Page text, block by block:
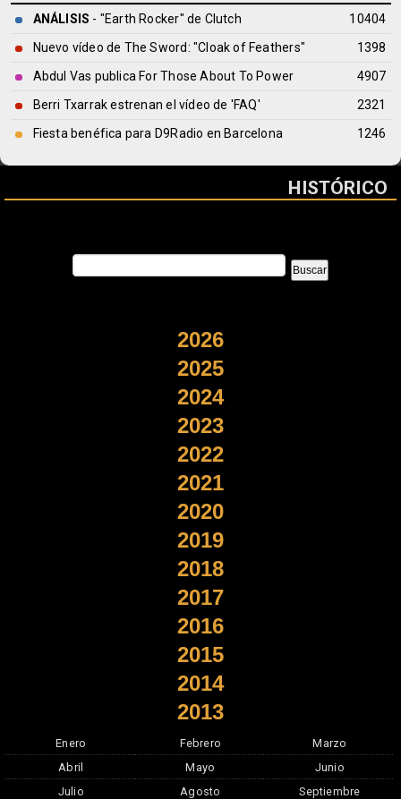
ANÁLISIS - "Earth Rocker" de Clutch
10404
Nuevo vídeo de The Sword: "Cloak of Feathers"
1398
Abdul Vas publica For Those About To Power
4907
Berri Txarrak estrenan el vídeo de 'FAQ'
2321
Fiesta benéfica para D9Radio en Barcelona
1246
HISTÓRICO
2026
2025
2024
2023
2022
2021
2020
2019
2018
2017
2016
2015
2014
2013
Enero Febrero
Marzo
Abril
Mayo
Junio
Julio
Agosto
Septiembre